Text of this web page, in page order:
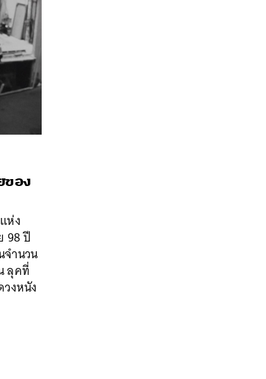
ของ
ห่ง
98 ปี
จำนวน
ลุคที่
วงหนัง